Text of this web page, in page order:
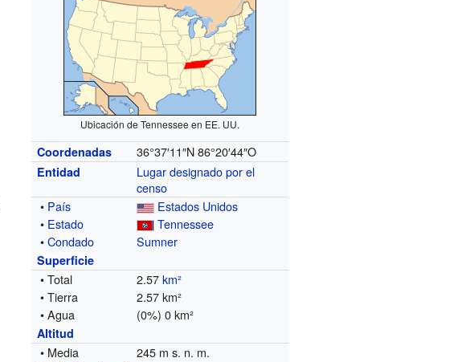
Ubicación de Tennessee en EE. UU.
Coordenadas 36°37′11″N 86°20′44″O
Entidad
Lugar designado por el
censo
• País
Estados Unidos
• Estado
Tennessee
•Condado Sumner
Superficie
• Total 2.57km²
• Tierra
2.57 km²
• Agua
(0%) 0 km²
Altitud
• Media 245 m s. n. m.